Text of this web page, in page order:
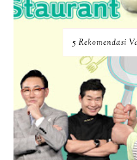
5 Rekomendasi